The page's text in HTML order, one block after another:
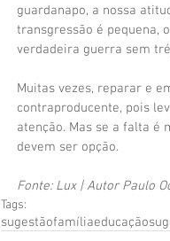
guardanapo, a nossa
transgressão é pequena,
verdadeira guerra sem
Muitas vezes, reparar e
contraproducente, pois
atenção. Mas se a falta é
devem ser opção.
Fonte: Lux | Autor Paulo
Tags:
sugestãofamíliaeducação